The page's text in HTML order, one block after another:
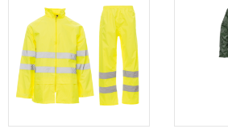
LER
MAIS